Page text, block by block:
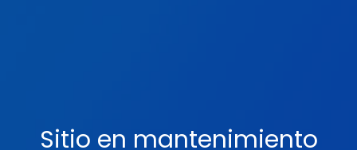
Sitio en mantenimiento